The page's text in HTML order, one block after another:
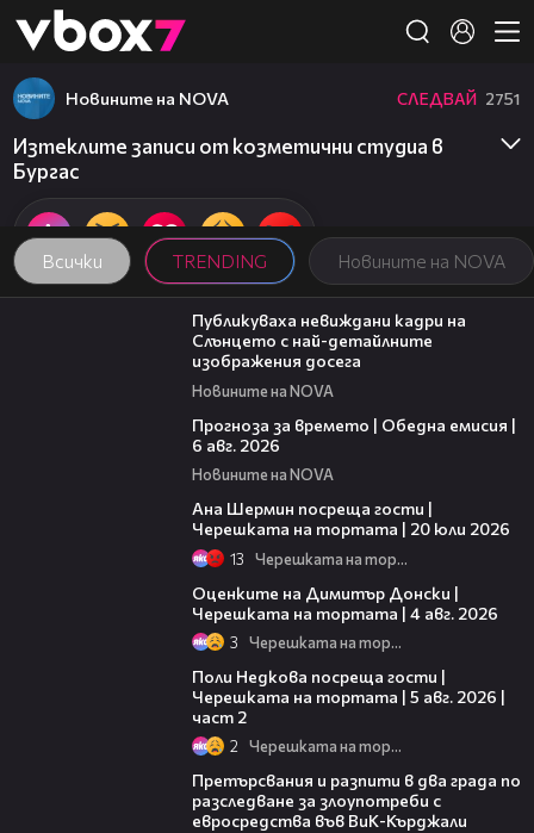
👾
Всички TRENDING Новините на NOVA
Новините на NOVA СЛЕДВАЙ 2751
Изтеклите записи от козметични студиа в
Бургас
00:43
Публикуваха невиждани кадри на
Слънцето с най-детайлните
изображения досега
Новините на NOVA
Прогноза за времето | Обедна емисия |
6 авг. 2026
Новините на NOVA
Ана Шермин посреща гости |
Черешката на тортата | 20 юли 2026
13 Черешката на тортата
Оценките на Димитър Донски |
Черешката на тортата | 4 авг. 2026
3 Черешката на тортата
Поли Недкова посреща гости |
Черешката на тортата | 5 авг. 2026 |
част 2
2 Черешката на тортата
Претърсвания и разпити в два града по
разследване за злоупотреби с
евросредства във ВиК-Кърджали